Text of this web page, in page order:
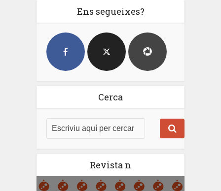
Ens segueixes?
Cerca
Revista n